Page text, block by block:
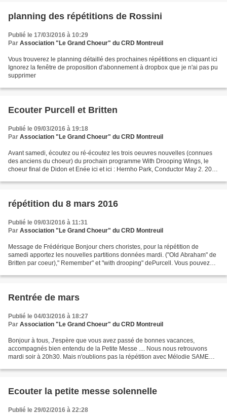
planning des répétitions de Rossini
Publié le 17/03/2016 à 10:29
Par Association "Le Grand Choeur" du CRD Montreuil
Vous trouverez le planning détaillé des prochaines répétitions en cliquant ici
Ignorez la fenêtre de proposition d'abonnement à dropbox que je n'ai pas pu
supprimer
Ecouter Purcell et Britten
Publié le 09/03/2016 à 19:18
Par Association "Le Grand Choeur" du CRD Montreuil
Avant samedi, écoutez ou ré-écoutez les trois oeuvres nouvelles (connues
des anciens du choeur) du prochain programme With Drooping Wings, le
choeur final de Didon et Enée ici et ici : Hernho Park, Conductor May 2. 2014
répétition du 8 mars 2016
Publié le 09/03/2016 à 11:31
Par Association "Le Grand Choeur" du CRD Montreuil
Message de Frédérique Bonjour chers choristes, pour la répétition de
samedi apportez les nouvelles partitions données mardi. ("Old Abraham" de
Britten par coeur)," Remember" et "with drooping" dePurcell. Vous pouvez
Rentrée de mars
Publié le 04/03/2016 à 18:27
Par Association "Le Grand Choeur" du CRD Montreuil
Bonjour à tous, J'espère que vous avez passé de bonnes vacances,
accompagnés bien entendu de la Petite Messe .... Nous nous retrouvons
mardi soir à 20h30. Mais n'oublions pas la répétition avec Mélodie SAMEDI
Ecouter la petite messe solennelle
Publié le 29/02/2016 à 22:28